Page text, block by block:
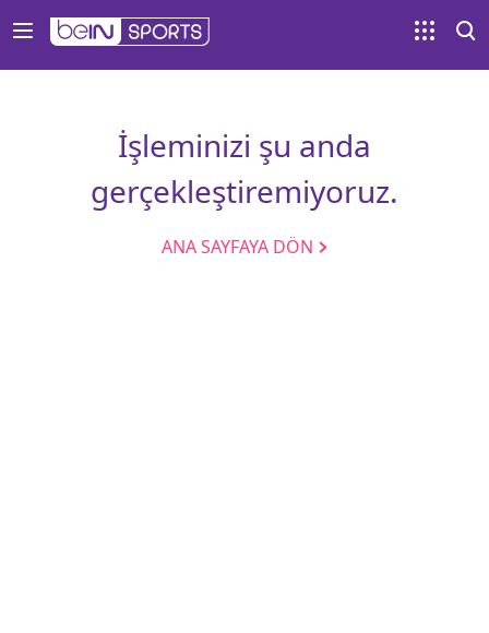
İşleminizi şu anda
gerçekleştiremiyoruz.
ANA SAYFAYA DÖN